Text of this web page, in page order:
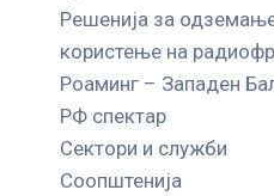
Решенија за
користење на
Роаминг – Западен
РФ спектар
Сектори и служби
Соопштенија